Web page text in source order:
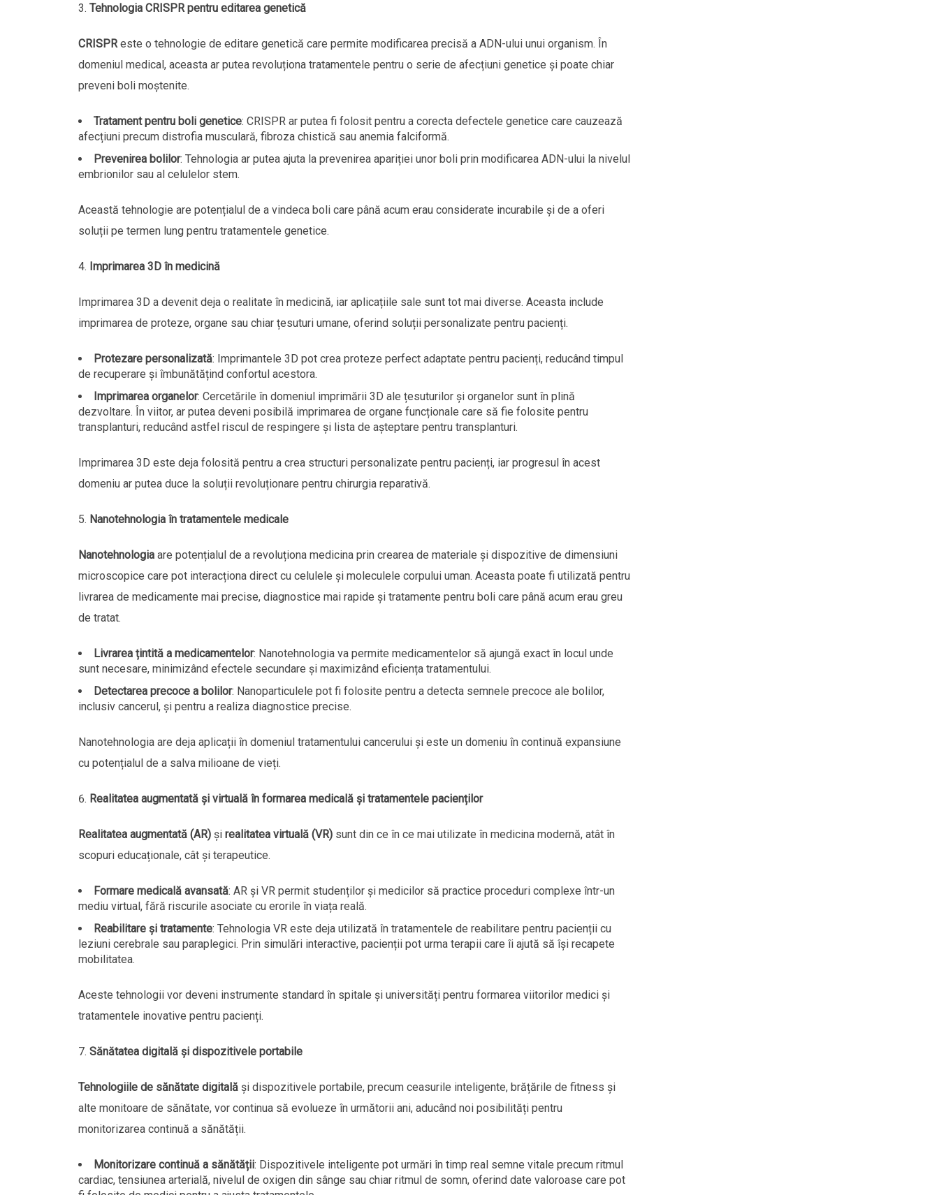
Tehnologia CRISPR pentru editarea genetică
CRISPReste o tehnologie de editare genetică care permite modificarea precisă a ADN-ului unui organism. În
domeniul medical, aceasta ar putea revoluționa tratamentele pentru o serie de afecțiuni genetice și poate chiar
preveni boli moștenite.
Tratament pentru boli genetice: CRISPR ar putea fi folosit pentru a corecta defectele genetice care cauzează
afecțiuni precum distrofia musculară, fibroza chistică sau anemia falciformă.
Prevenirea bolilor: Tehnologia ar putea ajuta la prevenirea apariției unor boli prin modificarea ADN-ului la nivelul
embrionilor sau al celulelor stem.
Această tehnologie are potențialul de a vindeca boli care până acum erau considerate incurabile și de a oferi
soluții pe termen lung pentru tratamentele genetice.
Imprimarea 3D în medicină
Imprimarea 3D a devenit deja o realitate în medicină, iar aplicațiile sale sunt tot mai diverse. Aceasta include
imprimarea de proteze, organe sau chiar țesuturi umane, oferind soluții personalizate pentru pacienți.
Protezare personalizată: Imprimantele 3D pot crea proteze perfect adaptate pentru pacienți, reducând timpul
de recuperare și îmbunătățind confortul acestora.
Imprimarea organelor: Cercetările în domeniul imprimării 3D ale țesuturilor și organelor sunt în plină
dezvoltare. În viitor, ar putea deveni posibilă imprimarea de organe funcționale care să fie folosite pentru
transplanturi, reducând astfel riscul de respingere și lista de așteptare pentru transplanturi.
Imprimarea 3D este deja folosită pentru a crea structuri personalizate pentru pacienți, iar progresul în acest
domeniu ar putea duce la soluții revoluționare pentru chirurgia reparativă.
Nanotehnologia în tratamentele medicale
Nanotehnologia are potențialul de a revoluționa medicina prin crearea de materiale și dispozitive de dimensiuni
microscopice care pot interacționa direct cu celulele și moleculele corpului uman. Aceasta poate fi utilizată pentru
livrarea de medicamente mai precise, diagnostice mai rapide și tratamente pentru boli care până acum erau greu
de tratat.
Livrarea țintită a medicamentelor: Nanotehnologia va permite medicamentelor să ajungă exact în locul unde
sunt necesare, minimizând efectele secundare și maximizând eficiența tratamentului.
Detectarea precoce a bolilor: Nanoparticulele pot fi folosite pentru a detecta semnele precoce ale bolilor,
inclusiv cancerul, și pentru a realiza diagnostice precise.
Nanotehnologia are deja aplicații în domeniul tratamentului cancerului și este un domeniu în continuă expansiune
cu potențialul de a salva milioane de vieți.
Realitatea augmentată și virtuală în formarea medicală și tratamentele pacienților
Realitatea augmentată (AR) și realitatea virtuală (VR) sunt din ce în ce mai utilizate în medicina modernă, atât în
scopuri educaționale, cât și terapeutice.
Formare medicală avansată: AR și VR permit studenților și medicilor să practice proceduri complexe într-un
mediu virtual, fără riscurile asociate cu erorile în viața reală.
Reabilitare și tratamente: Tehnologia VR este deja utilizată în tratamentele de reabilitare pentru pacienții cu
leziuni cerebrale sau paraplegici. Prin simulări interactive, pacienții pot urma terapii care îi ajută să își recapete
mobilitatea.
Aceste tehnologii vor deveni instrumente standard în spitale și universități pentru formarea viitorilor medici și
tratamentele inovative pentru pacienți.
Sănătatea digitală și dispozitivele portabile
Tehnologiile de sănătate digitală și dispozitivele portabile, precum ceasurile inteligente, brățările de fitness și
alte monitoare de sănătate, vor continua să evolueze în următorii ani, aducând noi posibilități pentru
monitorizarea continuă a sănătății.
Monitorizare continuă a sănătății: Dispozitivele inteligente pot urmări în timp real semne vitale precum ritmul
cardiac, tensiunea arterială, nivelul de oxigen din sânge sau chiar ritmul de somn, oferind date valoroase care pot